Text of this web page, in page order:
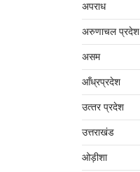
अपराध
अरुणाचल प्रदेश
असम
आँध्रप्रदेश
उत्‍तर प्रदेश
उत्तराखंड
ओड़ीशा